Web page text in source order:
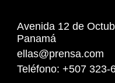
Avenida 12 de
Panamá
ellas@prensa.com
Teléfono: +507 323-